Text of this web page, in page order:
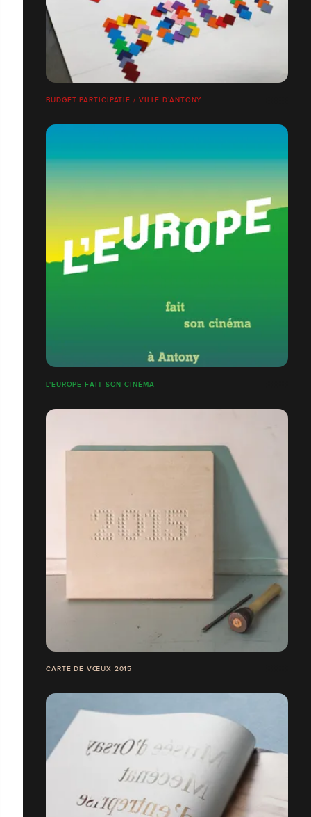
BUDGET PARTICIPATIF / VILLE D’ANTONY
L'EUROPE FAIT SON CINÉMA
CARTE DE VŒUX 2015